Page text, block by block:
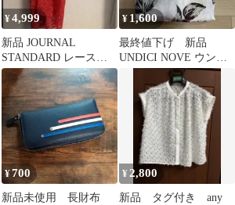
¥4,999
新品 JOURNAL
STANDARD レースキ
ャミソール レッド
¥ 1,600
最終値下げ 新品
UNDICI NOVE ウンデ
ィッチ.ノーベ ノース
リーブ
¥700
新品未使用 長財布
¥ 2,800
新品 タグ付き any